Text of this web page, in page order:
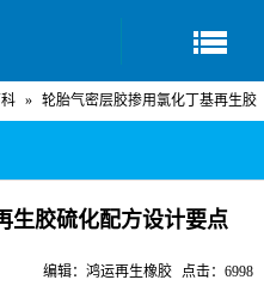
轮胎气密层胶掺用氯化丁基再生胶
生胶硫化配方设计要点
点击：6998
编辑：鸿运再生橡胶